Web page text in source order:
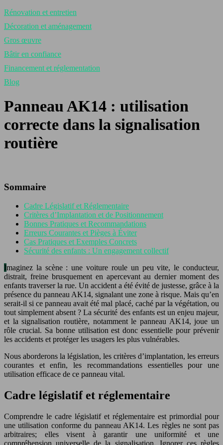
Rénovation et entretien
Décoration et aménagement
Gros œuvre
Bâtir en confiance
Financement et réglementation
Blog
Panneau AK14 : utilisation
correcte dans la signalisation
routière
Sommaire
Cadre Législatif et Réglementaire
Critères d’Implantation et de Positionnement
Bonnes Pratiques et Recommandations
Erreurs Courantes et Pièges à Éviter
Cas Pratiques et Exemples Concrets
Sécurité des enfants : Un engagement collectif
Imaginez la scène : une voiture roule un peu vite, le conducteur,
distrait, freine brusquement en apercevant au dernier moment des
enfants traverser la rue. Un accident a été évité de justesse, grâce à la
présence du panneau AK14, signalant une zone à risque. Mais qu’en
serait-il si ce panneau avait été mal placé, caché par la végétation, ou
tout simplement absent ? La sécurité des enfants est un enjeu majeur,
et la signalisation routière, notamment le panneau AK14, joue un
rôle crucial. Sa bonne utilisation est donc essentielle pour prévenir
les accidents et protéger les usagers les plus vulnérables.
Nous aborderons la législation, les critères d’implantation, les erreurs
courantes et enfin, les recommandations essentielles pour une
utilisation efficace de ce panneau vital.
Cadre législatif et réglementaire
Comprendre le cadre législatif et réglementaire est primordial pour
une utilisation conforme du panneau AK14. Les règles ne sont pas
arbitraires; elles visent à garantir une uniformité et une